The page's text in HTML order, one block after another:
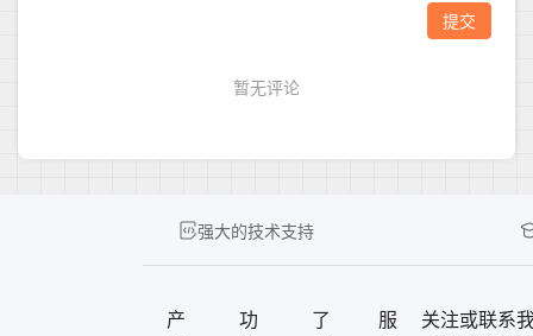
强大的技术支持
产
功
了
服
关注或联系